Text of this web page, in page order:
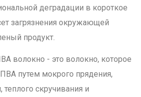
деградации в короткое
загрязнения окружающей
продукт.
волокно - это волокно, которое
ПВА путем мокрого прядения,
теплого скручивания и